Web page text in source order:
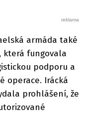
armáda také
která fungovala
podporu a
operace. Irácká
prohlášení, že